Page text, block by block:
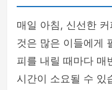
매일 아침, 신선한
것은 많은 이들에게
피를 내릴 때마다 매
시간이 소요될 수 있